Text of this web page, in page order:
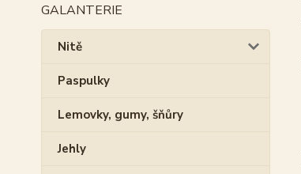
GALANTERIE
Nitě
Paspulky
Lemovky, gumy, šňůry
Jehly